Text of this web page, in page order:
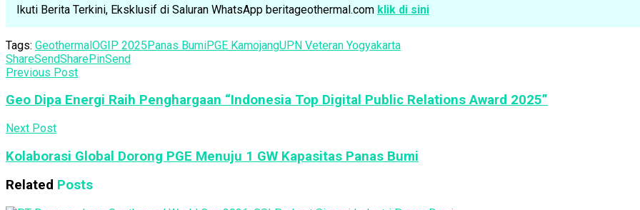
Ikuti Berita Terkini, Eksklusif di Saluran WhatsApp beritageothermal.com klik di sini
Tags: GeothermalOGIP 2025Panas BumiPGE KamojangUPN Veteran Yogyakarta
ShareSendSharePinSend
Previous Post
Geo Dipa Energi Raih Penghargaan “Indonesia Top Digital Public Relations Award 2025”
Next Post
Kolaborasi Global Dorong PGE Menuju 1 GW Kapasitas Panas Bumi
Related Posts